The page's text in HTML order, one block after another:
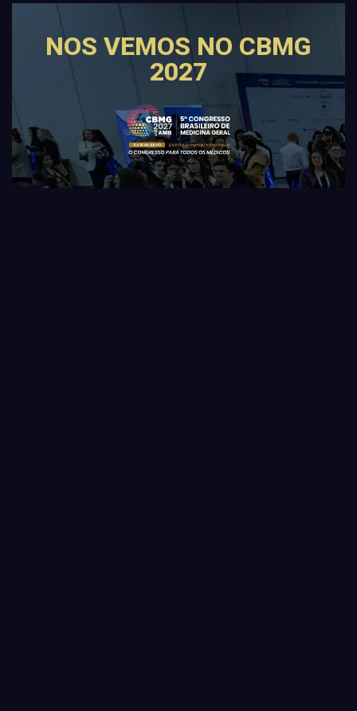
NOS VEMOS NO CBMG
2027